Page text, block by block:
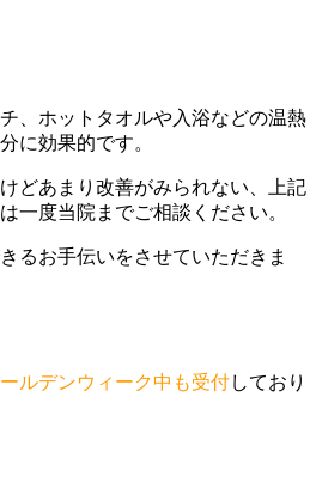
、ホットタオルや入浴などの温熱
に効果的です。
どあまり改善がみられない、上記
一度当院までご相談ください。
るお手伝いをさせていただきま
ルデンウィーク中も受付しており